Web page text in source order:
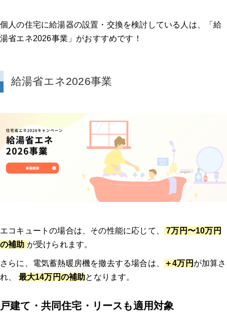
個人の住宅に給湯器の設置・交換を検討している人は、「給
湯省エネ2026事業」がおすすめです！
給湯省エネ2026事業
エコキュートの場合は、その性能に応じて、
7万円〜10万円
の補助 が受けられます。
さらに、電気蓄熱暖房機を撤去する場合は、 ＋4万円 が加算さ
れ、 最大14万円の補助となります。
戸建て・共同住宅・リースも適用対象